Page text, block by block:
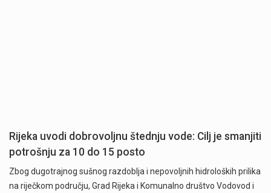
Rijeka uvodi dobrovoljnu štednju vode: Cilj je smanjiti
potrošnju za 10 do 15 posto
Zbog dugotrajnog sušnog razdoblja i nepovoljnih hidroloških prilika
na riječkom području, Grad Rijeka i Komunalno društvo Vodovod i